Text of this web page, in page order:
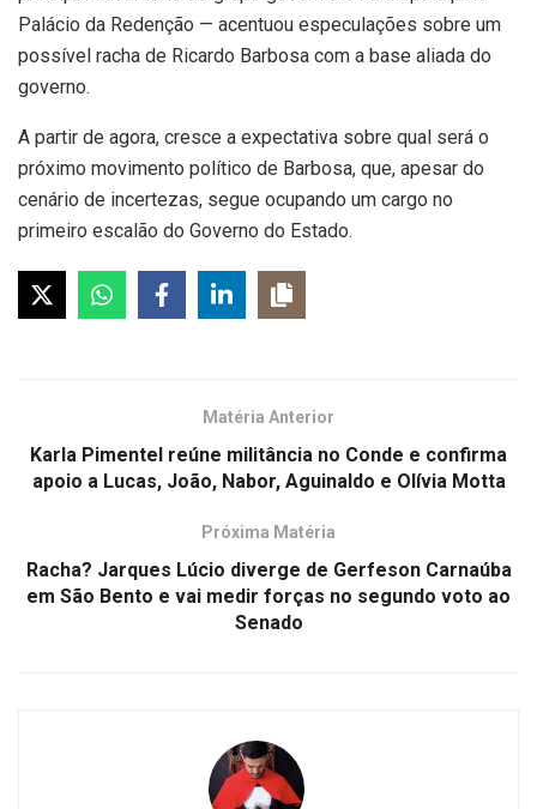
Palácio da Redenção — acentuou especulações sobre um
possível racha de Ricardo Barbosa com a base aliada do
governo.
A partir de agora, cresce a expectativa sobre qual será o
próximo movimento político de Barbosa, que, apesar do
cenário de incertezas, segue ocupando um cargo no
primeiro escalão do Governo do Estado.
Matéria Anterior
Karla Pimentel reúne militância no Conde e confirma
apoio a Lucas, João, Nabor, Aguinaldo e Olívia Motta
Próxima Matéria
Racha? Jarques Lúcio diverge de Gerfeson Carnaúba
em São Bento e vai medir forças no segundo voto ao
Senado